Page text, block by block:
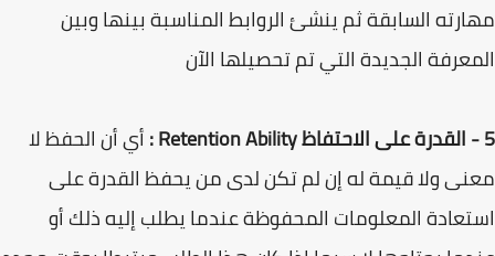
مهارته السابقة ثم ينشئ الروابط المناسبة بينها وبين
المعرفة الجديدة التي تم تحصيلها الآن
5 - القدرة على الاحتفاظ Retention Ability :
أي أن الحفظ لا
معنى ولا قيمة له إن لم تكن لدى من يحفظ القدرة على
استعادة المعلومات المحفوظة عندما يطلب إليه ذلك أو